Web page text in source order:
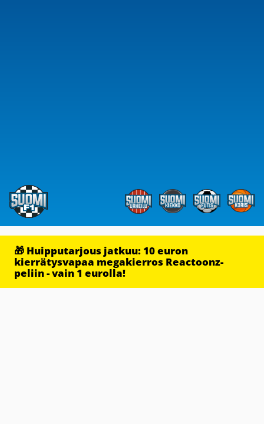
🎁 Huipputarjous jatkuu: 10 euron
kierrätysvapaa megakierros Reactoonz-
peliin - vain 1 eurolla!